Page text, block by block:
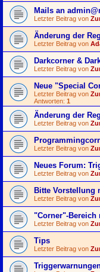
Mails an
Letzter Beitrag von
Änderung der
Letzter Beitrag von
Darkcorner &
Letzter Beitrag von
Neue "Special
Letzter Beitrag von
Antworten: 1
Änderung der
Letzter Beitrag von
Letzter Beitrag von
Neues Forum:
Letzter Beitrag von
Bitte Vorstellung
Letzter Beitrag von
"Corner"-Bereich
Letzter Beitrag von
Tips
Letzter Beitrag von